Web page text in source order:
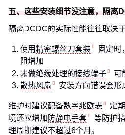
五、这些安装细节没注意，隔离
隔离DCDC的实际性能往往取决
使用精密螺丝刀套装
固定时
阻增加
未做绝缘处理的接线端子
可
散热风扇
安装方向错误会形
维护时建议配备数字兆欧表
定
境还应增加 防静电手套 等防护措
理周期建议不超过6个月。